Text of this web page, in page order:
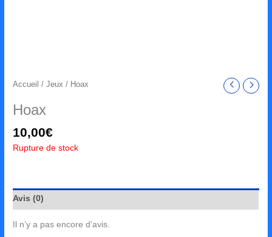
Accueil /Jeux / Hoax
Hoax
10,00€
Rupture de stock
Avis (0)
Il n’y a pas encore d’avis.